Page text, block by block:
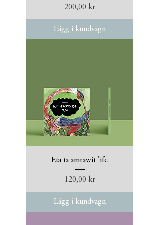
Pris
200,00 kr
Lägg i kundvagn
Eta ta amrawit 'ife
Pris
120,00 kr
Lägg i kundvagn